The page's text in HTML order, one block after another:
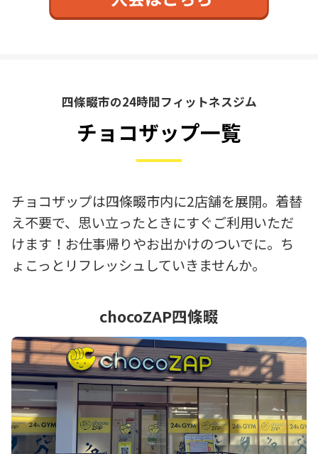
四條畷市の24時間フィットネスジム
チョコザップ一覧
チョコザップは四條畷市内に2店舗を展開。着替
え不要で、思い立ったときにすぐご利用いただ
けます！お仕事帰りやお出かけのついでに。ち
ょこっとリフレッシュしていきませんか。
chocoZAP四條畷